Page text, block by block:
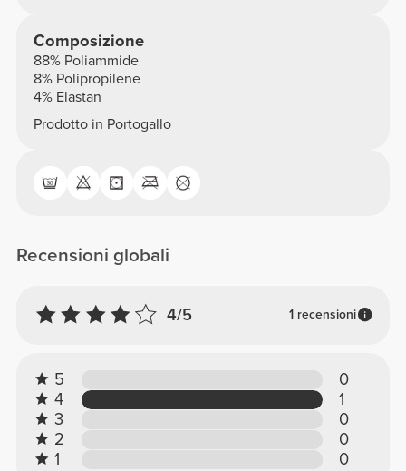
Composizione
88% Poliammide
8% Polipropilene
4% Elastan
Prodotto in Portogallo
Recensioni globali
4/5 1 recensioni
5
0
4
1
3
0
2
0
1
0